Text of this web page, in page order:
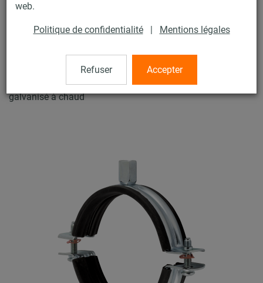
web.
Politique de confidentialité | Mentions légales
Refuser Accepter
Collier à vis
Collier à vis avec garniture, M8/M10, 1" (32-37 mm),
galvanisé à chaud